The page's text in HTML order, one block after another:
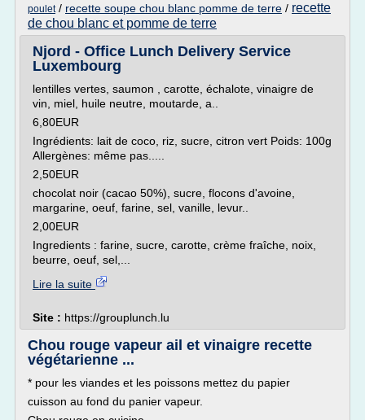
poulet/ recette soupe chou blanc pomme de terre / recette
de chou blanc et pomme de terre
Njord - Office Lunch Delivery Service
Luxembourg
lentilles vertes, saumon , carotte, échalote, vinaigre de
vin, miel, huile neutre, moutarde, a..
6,80EUR
Ingrédients: lait de coco, riz, sucre, citron vert Poids: 100g
Allergènes: même pas.....
2,50EUR
chocolat noir (cacao 50%), sucre, flocons d'avoine,
margarine, oeuf, farine, sel, vanille, levur..
2,00EUR
Ingredients : farine, sucre, carotte, crème fraîche, noix,
beurre, oeuf, sel,...
Lire la suite
Site : https://grouplunch.lu
Chou rouge vapeur ail et vinaigre recette
végétarienne ...
* pour les viandes et les poissons mettez du papier
cuisson au fond du panier vapeur.